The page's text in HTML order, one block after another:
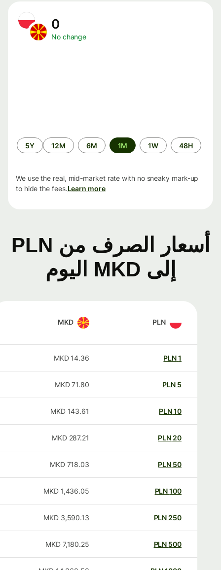
No change
الفترة
الزمنية
48H
1W
1M
6M
12M
5Y
We use the real, mid-market rate with no sneaky mark-up
to hide the fees.Learn more
أسعار الصرف من PLN
إلى MKD اليوم
PLN
MKD
PLN
14.36
MKD
PLN
71.80
MKD
PLN
143.61
MKD
20
PLN
287.21
MKD
50
PLN
718.03
MKD
100
PLN
1,436.05
MKD
250
PLN
3,590.13
MKD
500
PLN
7,180.25
MKD